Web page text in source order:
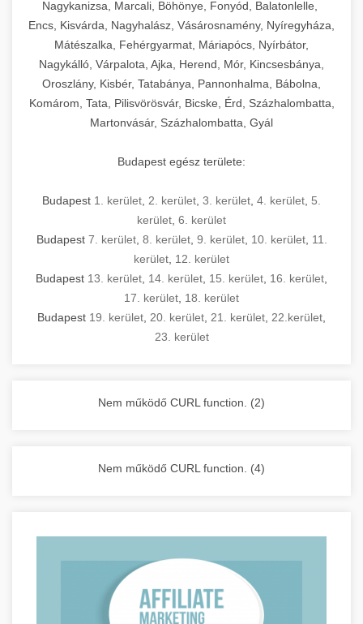
Ipari sütők és gőzpárolók katalógusa -
chef-iparikonyhagepek.hu
berendezések
használatot, miközben megfelel az összes
higiéniai előírásnak.
Ipari hűtőberendezések széles
választéka - chef-iparikonyhagepek.hu
kereskedelmi hűtőegység és hűtőkamra rendszerek
hőmérsékletet és vízminőséget figyelő
rendszerekkel, valamint energiatakarékos
technológiával rendelkeznek. A rozsdamentes
acél konstrukció és a könnyen hozzáférhető
karbantartási pontok biztosítják a hosszú
élettartamot és az egyszerű üzemeltetést.
Ipari mosogatógépek teljes kínálata -
kereskedelmi mosogatógép és tisztítóberendezések
tisztíthatók, szétszerelhetők és karbantarthatók,
megfelelnek az összes élelmiszer-biztonsági
előírásnak. Különböző teljesítményű modellek
állnak rendelkezésre asztali és állványos
kivitelben, az egyedi igények és a
feldolgozandó mennyiségek függvényében.
Biztonságos kezelést biztosító védőburkolatok
számára.
Sajtreszelő gépek szakmai választéka -
chef-iparikonyhagepek.hu
kereskedelmi sajtreszelő és aprítógépek
berendezést magában foglal, amely szükséges
egy modern, hatékonyan működő
kereskedelmi konyha komplett felszereléséhez
és működtetéséhez. Az alapvető
főzőberendezésektől (tűzhelyek, sütők,
grillsütők, frittőzök) kezdve a speciális
feldolgozógépeken (szeletelők, aprítók,
kiegészítő eszközökig mindent egy helyen
megtalál. Szakértő tanácsadóink segítenek a
megfelelő berendezések kiválasztásában, a
konyha optimális elrendezésének
megtervezésében, valamint a telepítés és az
üzembe helyezés koordinálásában. Hosszú távú
garancia, gyors szerviz és folyamatos műszaki
támogatás biztosítja az Ön nyugalmát és
Nagykonyhai berendezések komplett
Nagykanizsa, Marcali, Böhönye, Fonyód, Balatonlelle,
Encs, Kisvárda, Nagyhalász, Vásárosnamény, Nyíregyháza,
Mátészalka, Fehérgyarmat, Máriapócs, Nyírbátor,
Nagykálló, Várpalota, Ajka, Herend, Mór, Kincsesbánya,
Oroszlány, Kisbér, Tatabánya, Pannonhalma, Bábolna,
Komárom, Tata, Pilisvörösvár, Bicske, Érd, Százhalombatta,
Martonvásár, Százhalombatta, Gyál
Budapest egész területe:
Budapest 1. kerület 2. kerület 3. kerület 4. kerület 5.
kerület 6. kerület
Budapest 7. kerület, 8. kerület, 9. kerület, 10. kerület, 11.
kerület 12. kerület
Budapest 13. kerület 14. kerület 15. kerület 16. kerület
17. kerület 18. kerület
Budapest 19. kerület 20. kerület 21. kerület 22.kerület
23. kerület
Nem működő CURL function. (2)
Nem működő CURL function. (4)